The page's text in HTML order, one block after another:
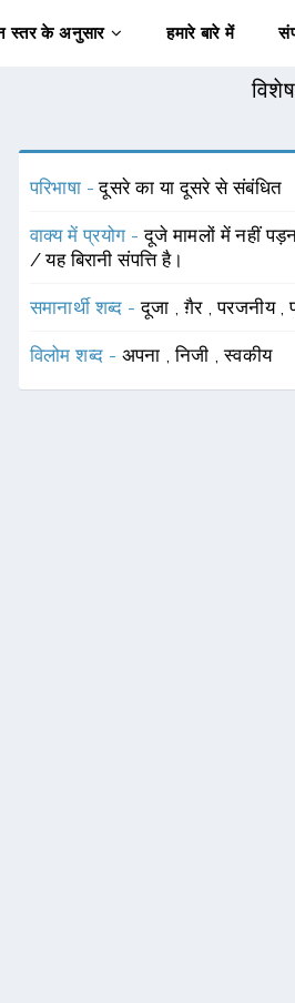
स्तर के अनुसार हमारे बारे में
परिभाषा -दूसरे का या दूसरे से संबंधित
वाक्य में प्रयोग -दूजे मामलों में नहीं
/ यह बिरानी संपत्ति है।
समानार्थी शब्द -दूजा ,ग़ैर ,परजनीय ,
विलोम शब्द - अपना ,निजी ,स्वकीय